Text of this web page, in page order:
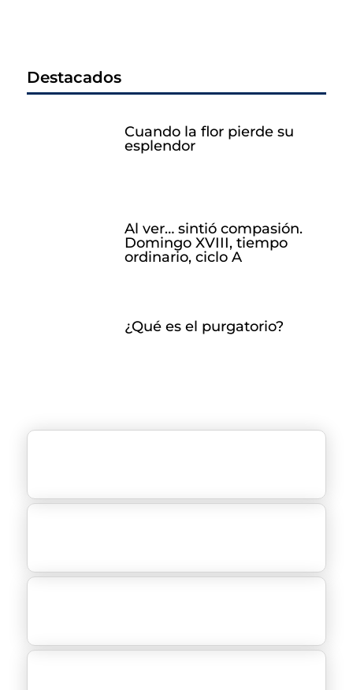
Destacados
Cuando la flor pierde su
esplendor
Al ver… sintió compasión.
Domingo XVIII, tiempo
ordinario, ciclo A
¿Qué es el purgatorio?